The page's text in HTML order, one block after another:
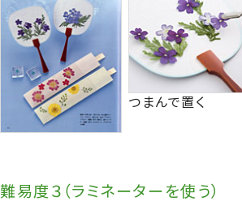
つまんで置く
難易度３（ラミネーターを使う）